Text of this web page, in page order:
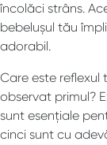
încolăci strâns.
bebelușul tău
adorabil.
Care este
observat primul?
sunt esențiale
cinci sunt cu